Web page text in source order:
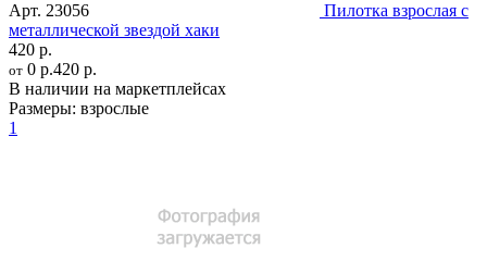
Арт. 23056
Пилотка взрослая с
металлической звездой хаки
420 р.
от 0 р.420 р.
В наличии на маркетплейсах
Размеры: взрослые
1